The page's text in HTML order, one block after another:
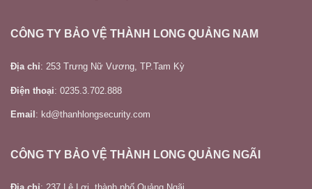
CÔNG TY BẢO VỆ THÀNH LONG QUẢNG NAM
Địa chỉ: 253 Trưng Nữ Vương, TP.Tam Kỳ
Điện thoại: 0235.3.702.888
Email : kd@thanhlongsecurity.com
CÔNG TY BẢO VỆ THÀNH LONG QUẢNG NGÃI